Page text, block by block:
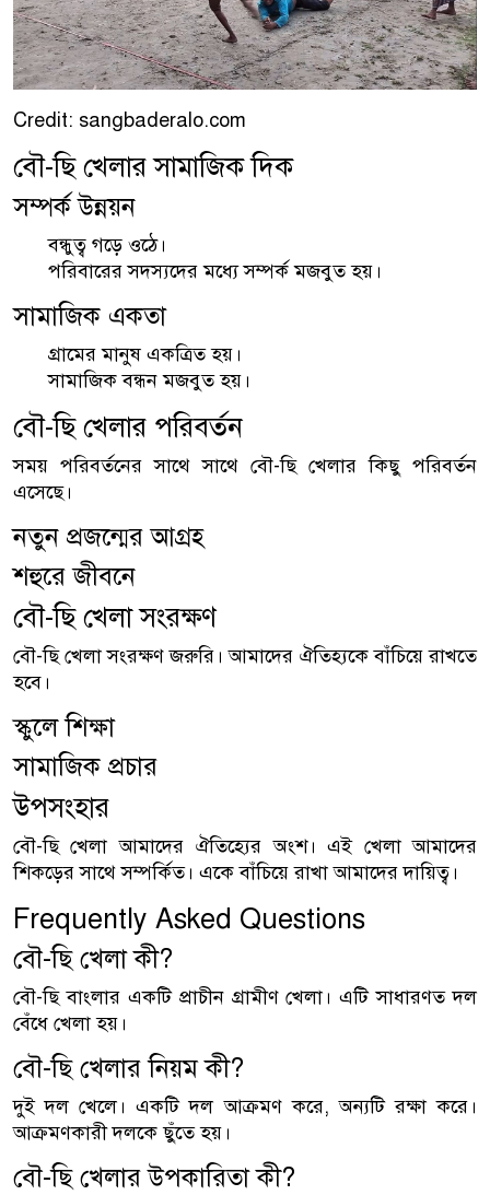
Credit: sangbaderalo.com
বৌ-ছি খেলার সামাজিক দিক
সম্পর্ক উন্নয়ন
বন্ধুত্ব গড়ে ওঠে।
পরিবারের সদস্যদের মধ্যে সম্পর্ক মজবুত হয়।
সামাজিক একতা
গ্রামের মানুষ একত্রিত হয়।
সামাজিক বন্ধন মজবুত হয়।
বৌ-ছি খেলার পরিবর্তন
সময় পরিবর্তনের সাথে সাথে বৌ-ছি খেলার কিছু পরিবর্তন
এসেছে।
নতুন প্রজন্মের আগ্রহ
শহুরে জীবনে
বৌ-ছি খেলা সংরক্ষণ
বৌ-ছি খেলা সংরক্ষণ জরুরি। আমাদের ঐতিহ্যকে বাঁচিয়ে রাখতে
হবে।
স্কুলে শিক্ষা
সামাজিক প্রচার
উপসংহার
বৌ-ছি খেলা আমাদের ঐতিহ্যের অংশ। এই খেলা আমাদের
শিকড়ের সাথে সম্পর্কিত। একে বাঁচিয়ে রাখা আমাদের দায়িত্ব।
Frequently Asked Questions
বৌ-ছি খেলা কী?
বৌ-ছি বাংলার একটি প্রাচীন গ্রামীণ খেলা। এটি সাধারণত দল
বেঁধে খেলা হয়।
বৌ-ছি খেলার নিয়ম কী?
দুই দল খেলে। একটি দল আক্রমণ করে, অন্যটি রক্ষা করে।
আক্রমণকারী দলকে ছুঁতে হয়।
বৌ-ছি খেলার উপকারিতা কী?